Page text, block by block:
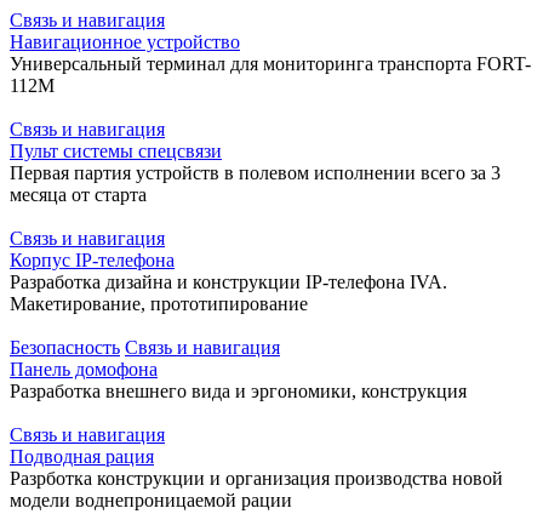
Связь и навигация
Навигационное устройство
Универсальный терминал для мониторинга транспорта FORT-
112М
Связь и навигация
Пульт системы спецсвязи
Первая партия устройств в полевом исполнении всего за 3
месяца от старта
Связь и навигация
Корпус IP-телефона
Разработка дизайна и конструкции IP-телефона IVA.
Макетирование, прототипирование
Безопасность Связь и навигация
Панель домофона
Разработка внешнего вида и эргономики, конструкция
Связь и навигация
Подводная рация
Разрботка конструкции и организация производства новой
модели воднепроницаемой рации